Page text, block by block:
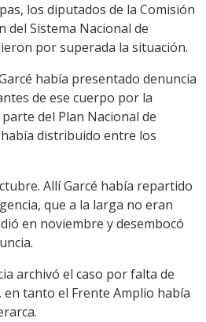
los diputados de la Comisión
del Sistema Nacional de
por superada la situación.
había presentado denuncia
de ese cuerpo por la
del Plan Nacional de
distribuido entre los
Allí Garcé había repartido
que a la larga no eran
en noviembre y desembocó
archivó el caso por falta de
tanto el Frente Amplio había